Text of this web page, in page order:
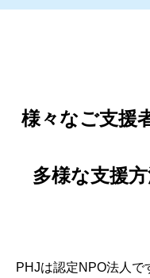
様々なご支援
多様な支援
PHJは認定NPO法人で